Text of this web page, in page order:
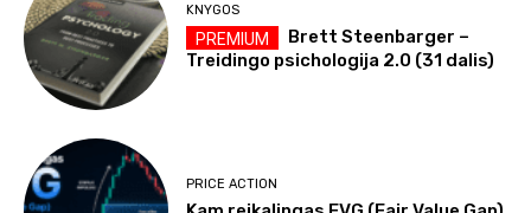
KNYGOS
Brett Steenbarger –
Treidingo psichologija 2.0 (31 dalis)
PRICE ACTION